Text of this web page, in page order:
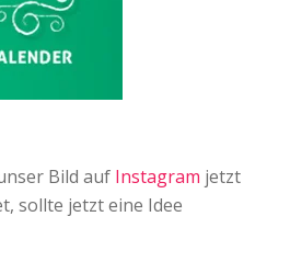
Bild auf Instagram jetzt
sollte jetzt eine Idee